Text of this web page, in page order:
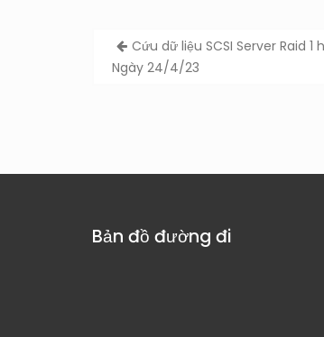
Post
navigation
Cứu dữ liệu SCSI Server Raid 1
Ngày 24/4/23
Bản đồ đường đi